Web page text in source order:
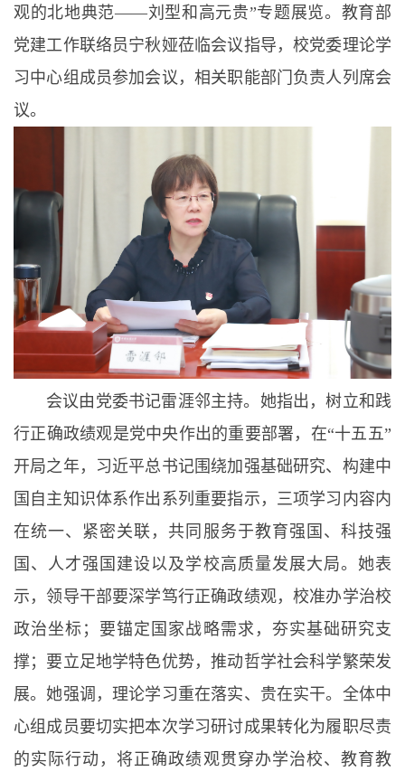
观的北地典范——刘型和高元贵”专题展览。教育部
党建工作联络员宁秋娅莅临会议指导，校党委理论学
习中心组成员参加会议，相关职能部门负责人列席会
议。
会议由党委书记雷涯邻主持。她指出，树立和践
行正确政绩观是党中央作出的重要部署，在“十五五”
开局之年，习近平总书记围绕加强基础研究、构建中
国自主知识体系作出系列重要指示，三项学习内容内
在统一、紧密关联，共同服务于教育强国、科技强
国、人才强国建设以及学校高质量发展大局。她表
示，领导干部要深学笃行正确政绩观，校准办学治校
政治坐标；要锚定国家战略需求，夯实基础研究支
撑；要立足地学特色优势，推动哲学社会科学繁荣发
展。她强调，理论学习重在落实、贵在实干。全体中
心组成员要切实把本次学习研讨成果转化为履职尽责
的实际行动，将正确政绩观贯穿办学治校、教育教